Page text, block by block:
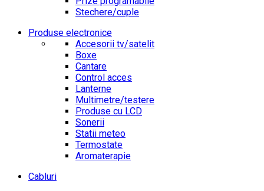
Stechere/cuple
Produse electronice
Accesorii tv/satelit
Boxe
Cantare
Control acces
Lanterne
Multimetre/testere
Produse cu LCD
Sonerii
Statii meteo
Termostate
Aromaterapie
Cabluri